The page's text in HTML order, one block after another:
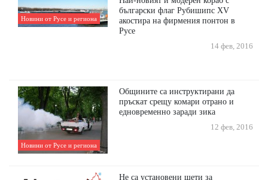
Новини от Русе и региона
български флаг Рубишипс XV
акостира на фирмения понтон в
Русе
14 фев, 2016
Новини от Русе и региона
Общините са инструктирани да
пръскат срещу комари отрано и
едновременно заради зика
12 фев, 2016
Не са установени щети за